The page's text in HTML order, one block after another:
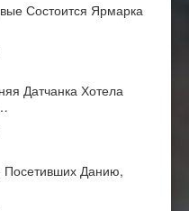
Состоится Ярмарка
Датчанка Хотела
Посетивших Данию,